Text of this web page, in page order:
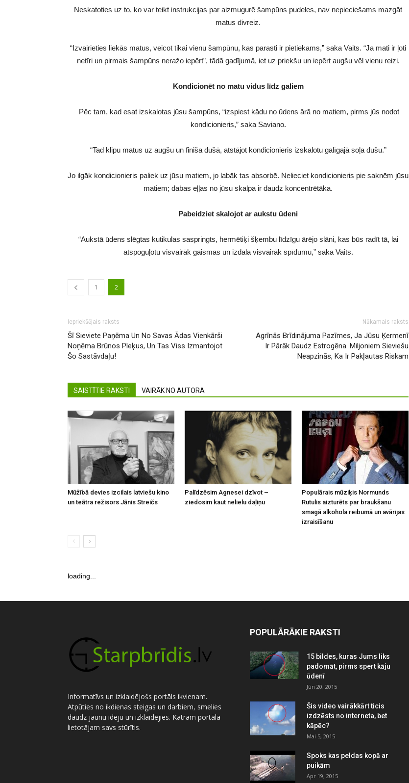
Neskatoties uz to, ko var teikt instrukcijas par aizmugurē šampūns pudeles, nav nepieciešams mazgāt
matus divreiz.
“Izvairieties liekās matus, veicot tikai vienu šampūnu, kas parasti ir pietiekams,” saka Vaits. “Ja mati ir ļoti
netīri un pirmais šampūns neražo iepērt”, tādā gadījumā, iet uz priekšu un iepērt augšu vēl vienu reizi.
Kondicionēt no matu vidus līdz galiem
Pēc tam, kad esat izskalotas jūsu šampūns, “izspiest kādu no ūdens ārā no matiem, pirms jūs nodot
kondicionieris,” saka Saviano.
“Tad klipu matus uz augšu un finiša dušā, atstājot kondicionieris izskalotu galīgajā soļa dušu.”
Jo ilgāk kondicionieris paliek uz jūsu matiem, jo labāk tas absorbē. Nelieciet kondicionieris pie saknēm jūsu
matiem; dabas eļļas no jūsu skalpa ir daudz koncentrētāka.
Pabeidziet skalojot ar aukstu ūdeni
“Aukstā ūdens slēgtas kutikulas saspringts, hermētiķi šķembu līdzīgu ārējo slāni, kas būs radīt tā, lai
atspoguļotu visvairāk gaismas un izdala visvairāk spīdumu,” saka Vaits.
1 2
Iepriekšējais raksts
Šī Sieviete Paņēma Un No Savas Ādas Vienkārši
Noņēma Brūnos Pleķus, Un Tas Viss Izmantojot
Šo Sastāvdaļu!
Nākamais raksts
Agrīnās Brīdinājuma Pazīmes, Ja Jūsu Ķermenī
Ir Pārāk Daudz Estrogēna. Miljoniem Sieviešu
Neapzinās, Ka Ir Pakļautas Riskam
SAISTĪTIE RAKSTI VAIRĀK NO AUTORA
Mūžībā devies izcilais latviešu kino
un teātra režisors Jānis Streičs
Palīdzēsim Agnesei dzīvot –
ziedosim kaut nelielu daļiņu
Populārais mūziķis Normunds
Rutulis aizturēts par braukšanu
smagā alkohola reibumā un avārijas
izraisīšanu
loading...
Informatīvs un izklaidējošs portāls ikvienam.
Atpūties no ikdienas steigas un darbiem, smelies
daudz jaunu ideju un izklaidējies. Katram portāla
lietotājam savs stūrītis.
POPULĀRĀKIE RAKSTI
15 bildes, kuras Jums liks
padomāt, pirms spert kāju
ūdenī
Jūn 20, 2015
Šis video vairākkārt ticis
izdzēsts no interneta, bet
kāpēc?
Mai 5, 2015
Spoks kas peldas kopā ar
puikām
Apr 19, 2015